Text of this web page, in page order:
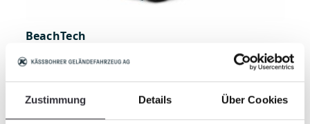
Zustimmung Details Über Cookies
BeachTech
BeachTech 1500
sur les plages et hors des plages